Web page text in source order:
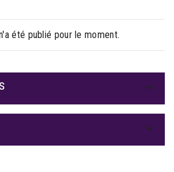
été publié pour le moment.

